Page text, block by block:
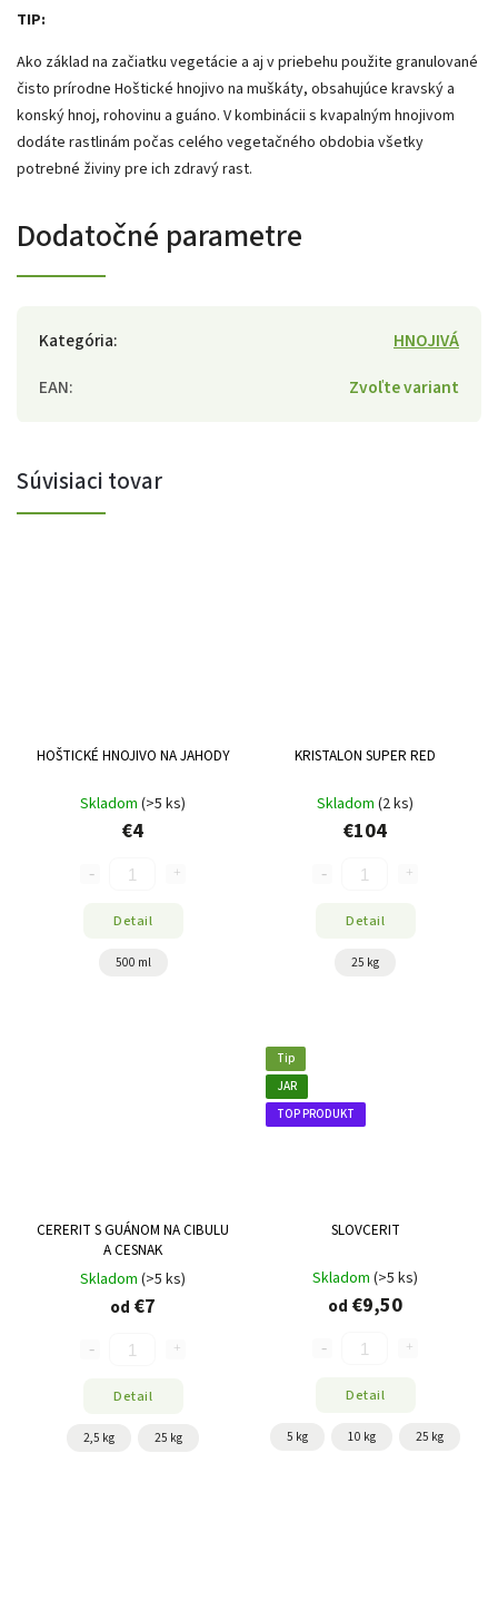
TIP:
Ako základ na začiatku vegetácie a aj v priebehu použite granulované
čisto prírodne Hoštické hnojivo na muškáty, obsahujúce kravský a
konský hnoj, rohovinu a guáno. V kombinácii s kvapalným hnojivom
dodáte rastlinám počas celého vegetačného obdobia všetky
potrebné živiny pre ich zdravý rast.
Dodatočné parametre
Kategória:
HNOJIVÁ
EAN: Zvoľte variant
Súvisiaci tovar
HOŠTICKÉ HNOJIVO NA JAHODY
Skladom (>5 ks)
€4
Detail
500 ml
KRISTALON SUPER RED
Skladom (2 ks)
€104
Detail
25 kg
CERERIT S GUÁNOM NA CIBULU
A CESNAK
Skladom (>5 ks)
od €7
Detail
2,5 kg 25 kg
Tip
JAR
TOP PRODUKT
SLOVCERIT
Skladom (>5 ks)
od €9,50
Detail
5 kg 10 kg 25 kg